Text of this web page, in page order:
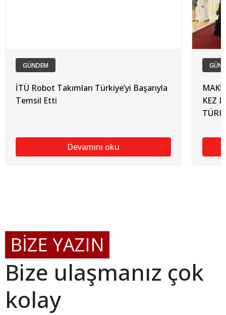
GÜNDEM
İTÜ Robot Takımları Türkiye’yi Başarıyla
Temsil Etti
Devamını oku
KEZ
BİZE YAZIN
Bize ulaşmanız çok
kolay